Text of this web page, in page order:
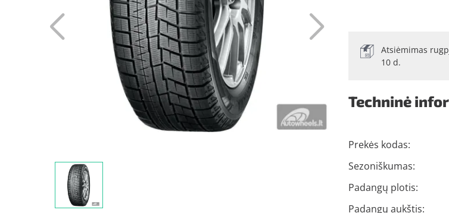
Atsiėmimas
10 d.
Techninė
Prekės kodas:
Sezoniškumas:
Padangų plotis:
Padangų aukštis: